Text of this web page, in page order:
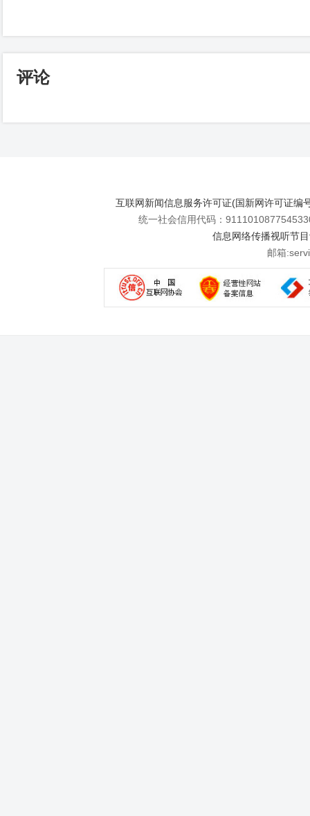
评论
互联网新闻信息服务许可证(国新网许可证编
统一社会信用代码：
信息网络传播视听节
邮箱